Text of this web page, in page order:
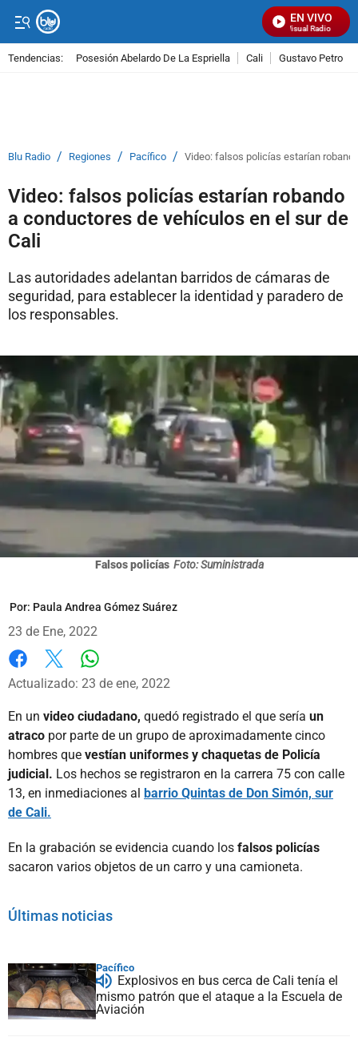
EN VIVO
Señal Visual Radio
Tendencias: Posesión Abelardo De La Espriella Cali Gustavo Petro
Blu Radio / Regiones / Pacífico / Video: falsos policías estarían
Video: falsos policías estarían robando
a conductores de vehículos en el sur de
Cali
Las autoridades adelantan barridos de cámaras de
seguridad, para establecer la identidad y paradero de
los responsables.
Falsos policías Foto: Suministrada
Por: Paula Andrea Gómez Suárez
23 de Ene, 2022
Facebook
X
Actualizado: 23 de ene, 2022
En un video ciudadano, quedó registrado el que sería un
atraco por parte de un grupo de aproximadamente cinco
hombres que vestían uniformes y chaquetas de Policía
judicial. Los hechos se registraron en la carrera 75 con calle
13, en inmediaciones al barrio Quintas de Don Simón, sur
de Cali.
En la grabación se evidencia cuando los falsos policías
sacaron varios objetos de un carro y una camioneta.
Últimas noticias
Pacífico
Explosivos en bus cerca de Cali tenía el
mismo patrón que el ataque a la Escuela de
Aviación